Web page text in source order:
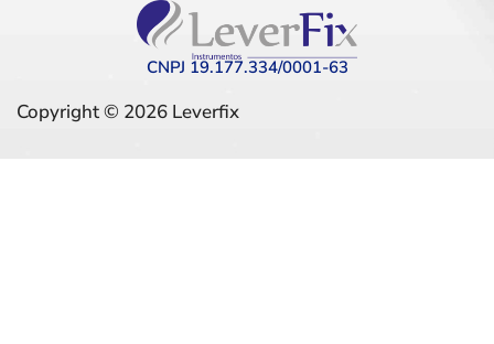
CNPJ 19.177.334/0001-63
Copyright © 2026 Leverfix